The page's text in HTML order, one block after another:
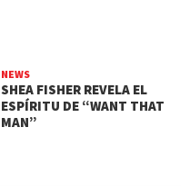
NEWS
SHEA FISHER REVELA EL
ESPÍRITU DE “WANT THAT
MAN”